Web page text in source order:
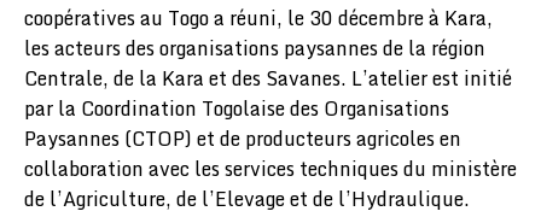
coopératives au Togo a réuni, le 30 décembre à Kara,
les acteurs des organisations paysannes de la région
Centrale, de la Kara et des Savanes. L’atelier est initié
par la Coordination Togolaise des Organisations
Paysannes (CTOP) et de producteurs agricoles en
collaboration avec les services techniques du ministère
de l’Agriculture, de l’Elevage et de l’Hydraulique.